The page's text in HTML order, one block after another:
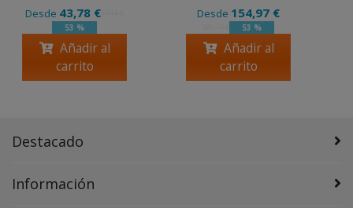
Desde 43,78 €
53 %
Añadir al
carrito
Desde 154,97 €
53 %
Añadir al
carrito
Destacado
Información